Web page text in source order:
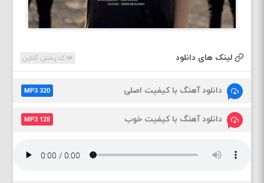
لینک های دانلود کد پخش آنلاین
دانلود آهنگ با کیفیت اصلی MP3 320
دانلود آهنگ با کیفیت خوب MP3 128